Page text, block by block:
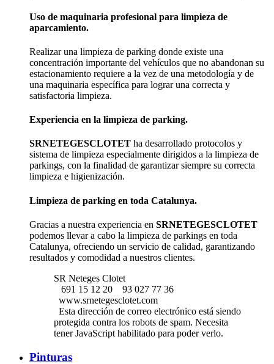
Uso de maquinaria profesional para limpieza de
aparcamiento.
Realizar una limpieza de parking donde existe una
concentración importante del vehículos que no abandonan su
estacionamiento requiere a la vez de una metodología y de
una maquinaria específica para lograr una correcta y
satisfactoria limpieza.
Experiencia en la limpieza de parking.
SRNETEGESCLOTET ha desarrollado protocolos y
sistema de limpieza especialmente dirigidos a la limpieza de
parkings, con la finalidad de garantizar siempre su correcta
limpieza e higienización.
Limpieza de parking en toda Catalunya.
Gracias a nuestra experiencia en SRNETEGESCLOTET
podemos llevar a cabo la limpieza de parkings en toda
Catalunya, ofreciendo un servicio de calidad, garantizando
resultados y comodidad a nuestros clientes.
SR Neteges Clotet
691 15 12 20
93 027 77 36
www.srnetegesclotet.com
Esta dirección de correo electrónico está siendo
protegida contra los robots de spam. Necesita
tener JavaScript habilitado para poder verlo.
Pinturas